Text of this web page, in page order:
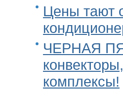
Цены тают
ЧЕРНАЯ
комплексы!